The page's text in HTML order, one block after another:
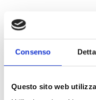
Consenso
Questo sito web